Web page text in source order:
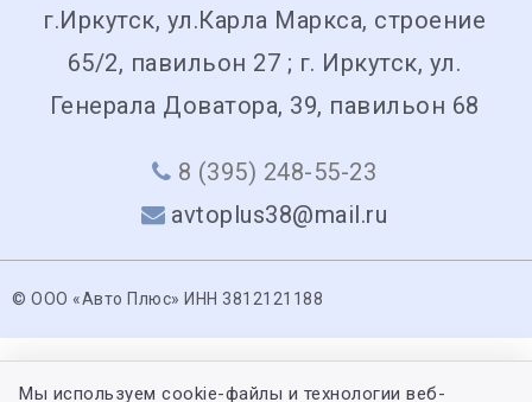
г.Иркутск, ул.Карла Маркса, строение
65/2, павильон 27 ; г. Иркутск, ул.
Генерала Доватора, 39, павильон 68
8 (395) 248-55-23
avtoplus38@mail.ru
© ООО «Авто Плюс» ИНН 3812121188
Мы используем cookie-файлы и технологии веб-